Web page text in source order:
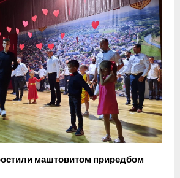
маштовитом приредбом